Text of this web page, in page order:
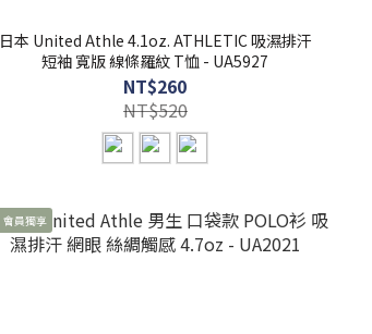
日本 United Athle 4.1oz. ATHLETIC 吸濕排汗
短袖 寬版 線條羅紋 T恤 - UA5927
NT$260
NT$520
會員獨享